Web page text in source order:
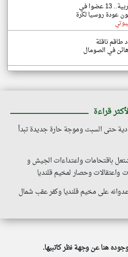
بينهم ممثلو 7 دول عربية.. 13 عضوا في
عودة روسيا لكرة
طاقم ناقلة
في الصومال
قراءة
حتى السبت وموجة حارة جديدة تبدأ
باقتحامات واعتداءات الجيش و
واعتقالات وحصار لمخيم قلنديا
على مخيم قلنديا وكفر عقب شمال
هنا عن وجهة نظر كاتبيها.